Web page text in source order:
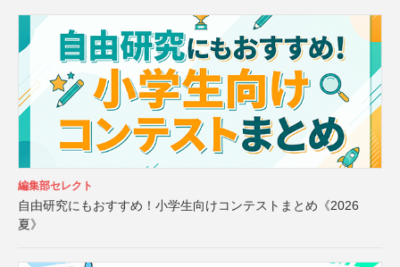
編集部セレクト
自由研究にもおすすめ！小学生向けコンテストまとめ《2026
夏》